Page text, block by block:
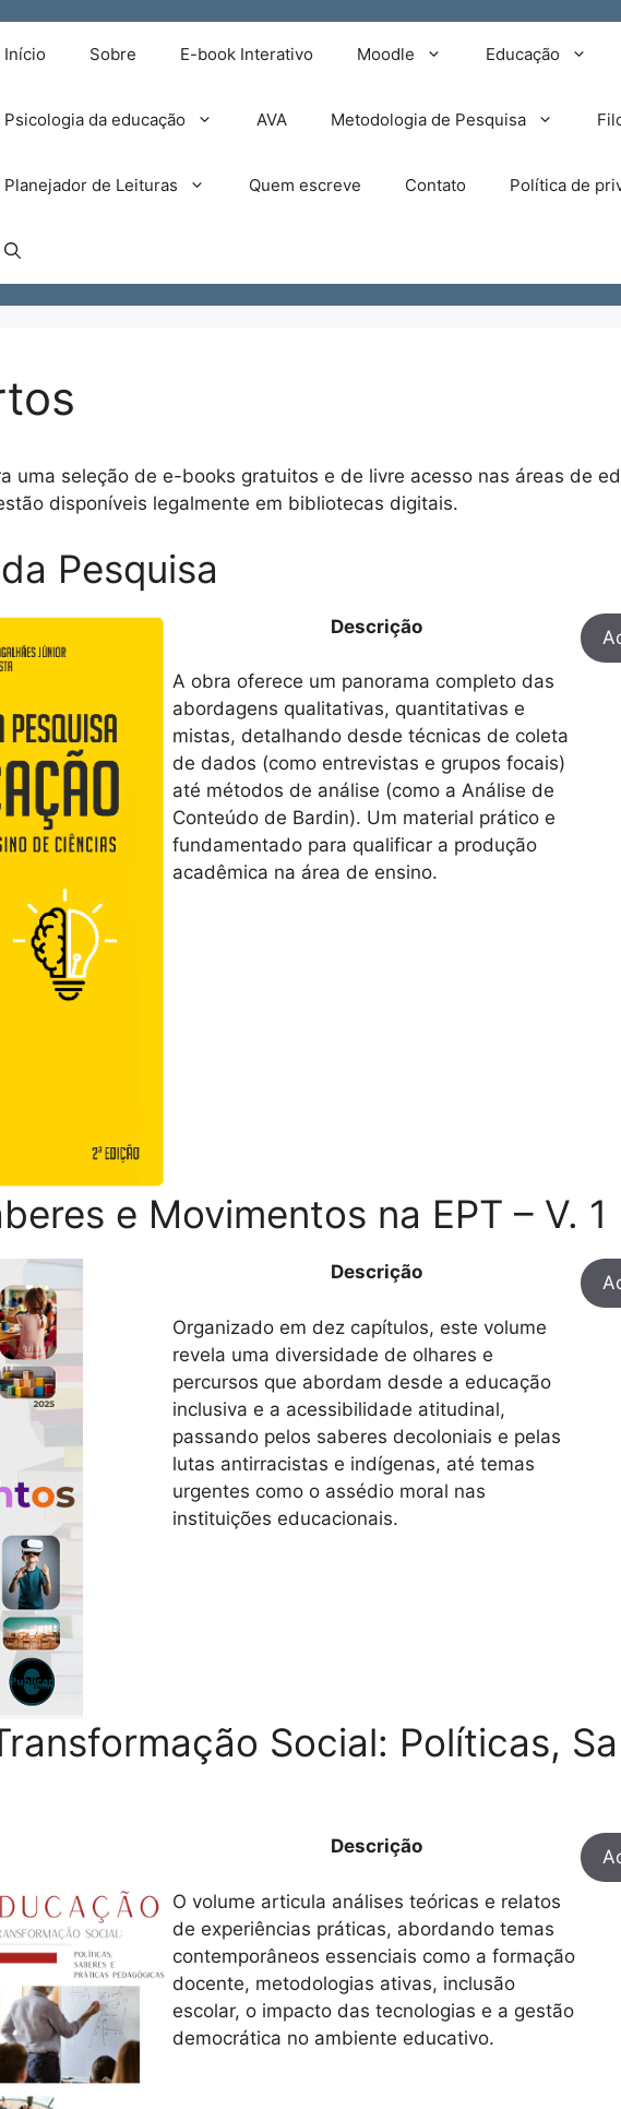
Início Sobre E-book Interativo Moodle Educação
Psicologia da educação AVA Metodologia de Pesquisa
Planejador de Leituras Quem escreve Contato Política de
uma seleção de e-books gratuitos e de livre acesso nas áreas de
disponíveis legalmente em bibliotecas digitais.
Pesquisa
Descrição
A obra oferece um panorama completo das
abordagens qualitativas, quantitativas e
mistas, detalhando desde técnicas de coleta
de dados (como entrevistas e grupos focais)
até métodos de análise (como a Análise de
Conteúdo de Bardin). Um material prático e
fundamentado para qualificar a produção
acadêmica na área de ensino.
e Movimentos na EPT – V. 1
Descrição
Organizado em dez capítulos, este volume
revela uma diversidade de olhares e
percursos que abordam desde a educação
inclusiva e a acessibilidade atitudinal,
passando pelos saberes decoloniais e pelas
lutas antirracistas e indígenas, até temas
urgentes como o assédio moral nas
instituições educacionais.
Social: Políticas,
Descrição
O volume articula análises teóricas e relatos
de experiências práticas, abordando temas
contemporâneos essenciais como a formação
docente, metodologias ativas, inclusão
escolar, o impacto das tecnologias e a gestão
democrática no ambiente educativo.